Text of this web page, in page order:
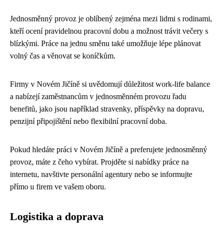
Jednosměnný provoz je oblíbený zejména mezi lidmi s rodinami,
kteří ocení pravidelnou pracovní dobu a možnost trávit večery s
blízkými. Práce na jednu směnu také umožňuje lépe plánovat
volný čas a věnovat se koníčkům.
Firmy v Novém Jičíně si uvědomují důležitost work-life balance
a nabízejí zaměstnancům v jednosměnném provozu řadu
benefitů, jako jsou například stravenky, příspěvky na dopravu,
penzijní připojištění nebo flexibilní pracovní doba.
Pokud hledáte práci v Novém Jičíně a preferujete jednosměnný
provoz, máte z čeho vybírat. Projděte si nabídky práce na
internetu, navštivte personální agentury nebo se informujte
přímo u firem ve vašem oboru.
Logistika a doprava